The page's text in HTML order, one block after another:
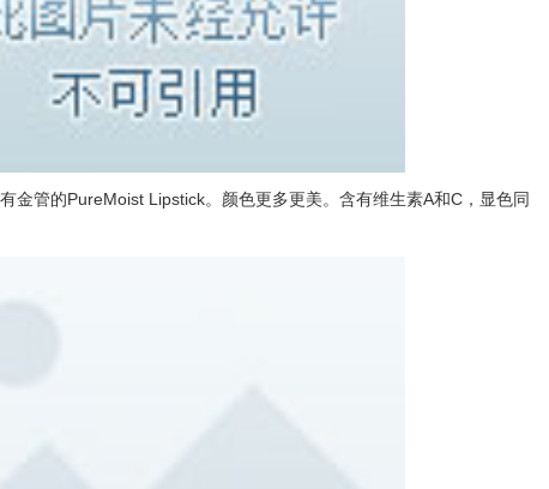
金管的PureMoist Lipstick。颜色更多更美。含有维生素A和C，显色同